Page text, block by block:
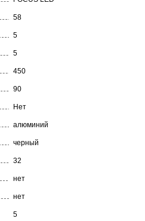
58
5
5
450
90
Нет
алюминий
черный
32
нет
нет
5